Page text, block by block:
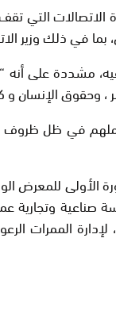
التي
في ذلك وزير
مشددة على
، وحقوق الإنسان و
في ظل ظروف
8 مليارات ، بالإضافة